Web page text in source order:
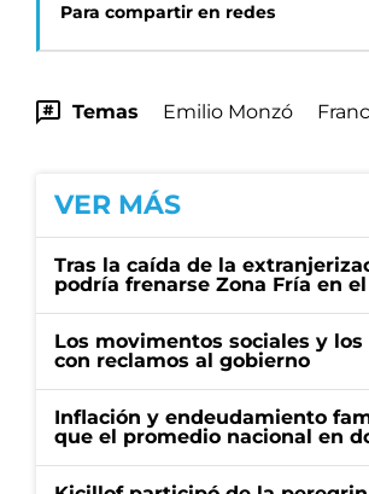
Para compartir en redes
Temas Emilio Monzó
VER MÁS
Tras la caída de la
podría frenarse Zona Fría en
Los movimentos sociales y
con reclamos al gobierno
Inflación y endeudamiento
que el promedio nacional en